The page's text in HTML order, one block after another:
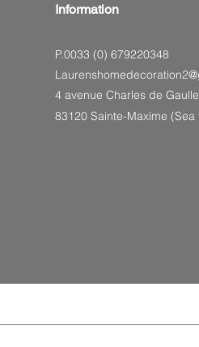
Information
P.0033 (0) 679220348
4 avenue Charles de
83120 Sainte-Maxime (Sea